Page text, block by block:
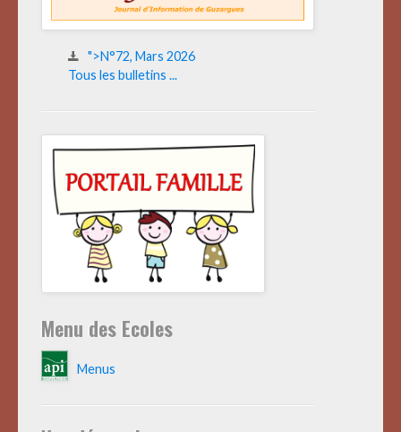
">N°72, Mars 2026
Tous les bulletins ...
Menu des Ecoles
Menus